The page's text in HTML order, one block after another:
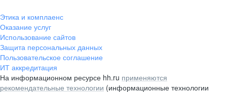
Этика и комплаенс
Оказание услуг
Использование сайтов
Защита персональных данных
Пользовательское соглашение
ИТ аккредитация
На информационном ресурсе hh.ru применяются
рекомендательные технологии (информационные технологии